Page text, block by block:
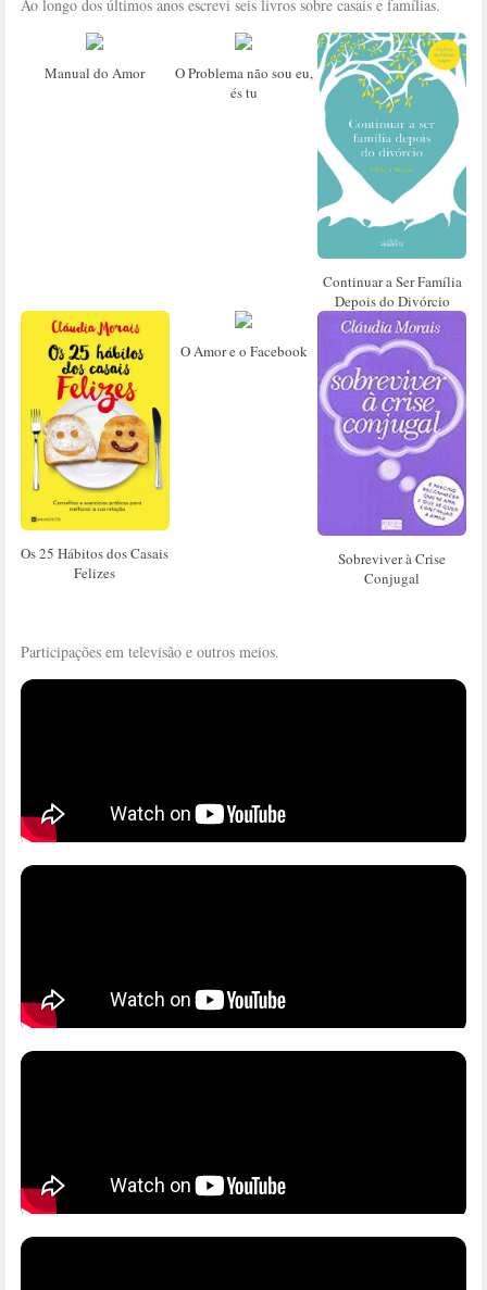
Ao longo dos últimos anos escrevi seis livros sobre casais e famílias.
Manual do Amor
O Problema não sou eu,
és tu
Continuar a Ser Família
Depois do Divórcio
Os 25 Hábitos dos Casais
Felizes
O Amor e o Facebook
Sobreviver à Crise
Conjugal
Participações em televisão e outros meios.